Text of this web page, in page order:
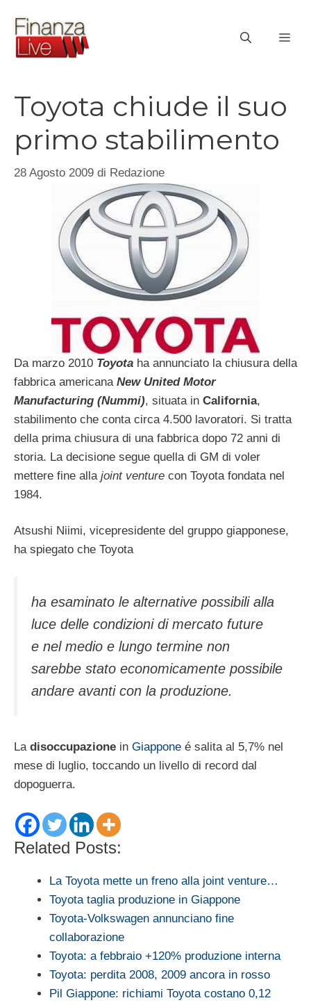
contenuto
Toyota chiude il suo
primo stabilimento
28 Agosto 2009 di Redazione
Da marzo 2010 Toyota ha annunciato la chiusura della
fabbrica americana New United Motor
Manufacturing (Nummi), situata in California,
stabilimento che conta circa 4.500 lavoratori. Si tratta
della prima chiusura di una fabbrica dopo 72 anni di
storia. La decisione segue quella di GM di voler
mettere fine alla joint venture con Toyota fondata nel
1984.
Atsushi Niimi, vicepresidente del gruppo giapponese,
ha spiegato che Toyota
ha esaminato le alternative possibili alla
luce delle condizioni di mercato future
e nel medio e lungo termine non
sarebbe stato economicamente possibile
andare avanti con la produzione.
La disoccupazione in Giappone é salita al 5,7% nel
mese di luglio, toccando un livello di record dal
dopoguerra.
Related Posts:
La Toyota mette un freno alla joint venture…
Toyota taglia produzione in Giappone
Toyota-Volkswagen annunciano fine
collaborazione
Toyota: a febbraio +120% produzione interna
Toyota: perdita 2008, 2009 ancora in rosso
Pil Giappone: richiami Toyota costano 0,12